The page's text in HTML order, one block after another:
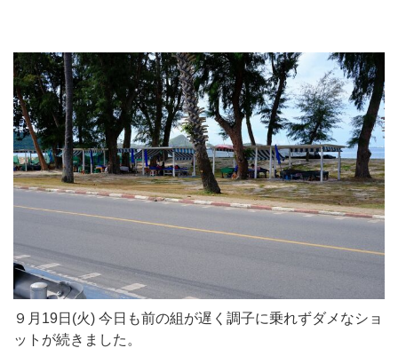
９月19日(火) 今日も前の組が遅く調子に乗れずダメなショ
ットが続きました。